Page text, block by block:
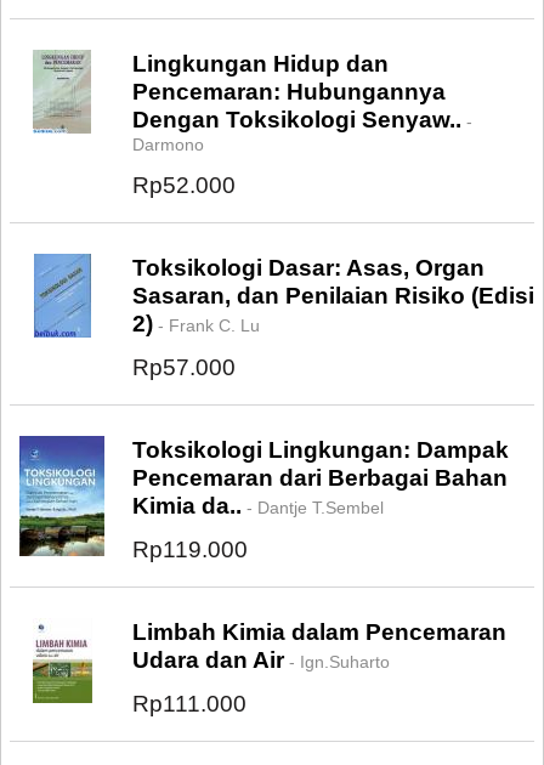
Lingkungan Hidup dan
Pencemaran: Hubungannya
Dengan Toksikologi Senyaw.. -
Darmono
Rp52.000
Toksikologi Dasar: Asas, Organ
Sasaran, dan Penilaian Risiko (Edisi
2) - Frank C. Lu
Rp57.000
Toksikologi Lingkungan: Dampak
Pencemaran dari Berbagai Bahan
Kimia da.. - Dantje T.Sembel
Rp119.000
Limbah Kimia dalam Pencemaran
Udara dan Air- Ign.Suharto
Rp111.000